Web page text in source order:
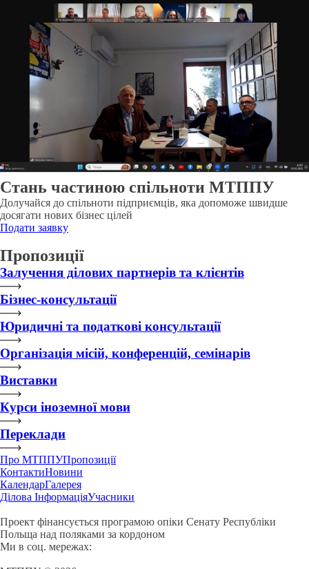
Стань частиною спільноти МТППУ
Долучайся до спільноти підприємців, яка допоможе швидше
досягати нових бізнес цілей
Подати заявку
Пропозиції
Залучення ділових партнерів та клієнтів
Бізнес-консультації
Юридичні та податкові консультації
Організація місій, конференцій, семінарів
Виставки
Курси іноземної мови
Переклади
Про МТППУПропозиції
КонтактиНовини
КалендарГалерея
Ділова ІнформаціяУчасники
Проект фінансується програмою опіки Сенату Республіки
Польща над поляками за кордоном
Ми в соц. мережах: